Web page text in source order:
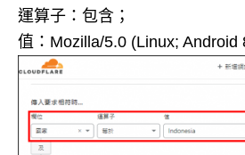
運算子：包含；
值：Mozilla/5.0 (Linux; Android